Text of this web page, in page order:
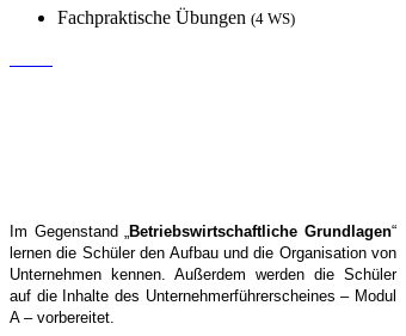
Fachpraktische Übungen (4 WS)
Im Gegenstand „Betriebswirtschaftliche Grundlagen“
lernen die Schüler den Aufbau und die Organisation von
Unternehmen kennen. Außerdem werden die Schüler
auf die Inhalte des Unternehmerführerscheines – Modul
A – vorbereitet.